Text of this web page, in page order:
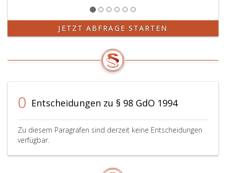
JETZT ABFRAGE STARTEN
0 Entscheidungen zu § 98 GdO 1994
Zu diesem Paragrafen sind derzeit keine Entscheidungen
verfügbar.